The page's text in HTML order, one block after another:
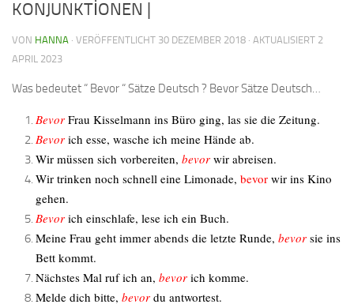
KONJUNKTİONEN |
VON HANNA · VERÖFFENTLICHT 30 DEZEMBER 2018 · AKTUALISIERT 2
APRIL 2023
Was bedeutet “ Bevor “ Sätze Deutsch ? Bevor Sätze Deutsch…
Bevor Frau Kisselmann ins Büro ging, las sie die Zeitung.
Bevor ich esse, wasche ich meine Hände ab.
Wir müssen sich vorbereiten, bevor wir abreisen.
Wir trinken noch schnell eine Limonade, bevor wir ins Kino
gehen.
Bevor ich einschlafe, lese ich ein Buch.
Meine Frau geht immer abends die letzte Runde, bevor sie ins
Bett kommt.
Nächstes Mal ruf ich an, bevor ich komme.
Melde dich bitte, bevor du antwortest.